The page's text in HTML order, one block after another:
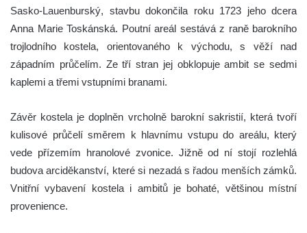
Sasko-Lauenburský, stavbu dokončila roku 1723 jeho dcera
Anna Marie Toskánská. Poutní areál sestává z raně barokního
trojlodního kostela, orientovaného k východu, s věží nad
západním průčelím. Ze tří stran jej obklopuje ambit se sedmi
kaplemi a třemi vstupními branami.
Závěr kostela je doplněn vrcholně barokní sakristií, která tvoří
kulisové průčelí směrem k hlavnímu vstupu do areálu, který
vede přízemím hranolové zvonice. Jižně od ní stojí rozlehlá
budova arciděkanství, které si nezadá s řadou menších zámků.
Vnitřní vybavení kostela i ambitů je bohaté, většinou místní
provenience.